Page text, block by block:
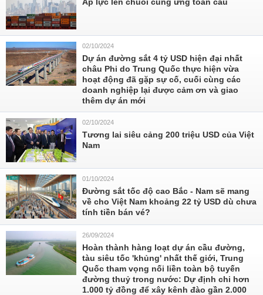
02/10/2024
Dự án đường sắt 4 tỷ USD hiện đại nhất
châu Phi do Trung Quốc thực hiện vừa
hoạt động đã gặp sự cố, cuối cùng các
doanh nghiệp lại được cảm ơn và giao
thêm dự án mới
02/10/2024
Tương lai siêu cảng 200 triệu USD của Việt
Nam
01/10/2024
Đường sắt tốc độ cao Bắc - Nam sẽ mang
về cho Việt Nam khoảng 22 tỷ USD dù chưa
tính tiền bán vé?
26/09/2024
Hoàn thành hàng loạt dự án cầu đường,
tàu siêu tốc 'khủng' nhất thế giới, Trung
Quốc tham vọng nối liền toàn bộ tuyến
đường thuỷ trong nước: Dự định chi hơn
1.000 tỷ đồng để xây kênh đào gần 2.000